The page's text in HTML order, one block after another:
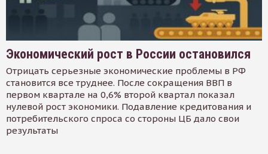
Экономический рост в России остановился
Отрицать серьезные экономические проблемы в РФ
становится все труднее. После сокращения ВВП в
первом квартале на 0,6% второй квартал показал
нулевой рост экономики. Подавление кредитования и
потребительского спроса со стороны ЦБ дало свои
результаты